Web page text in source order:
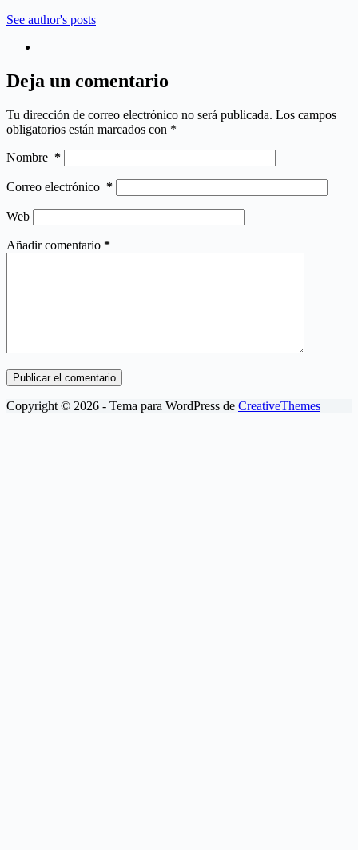
See author's posts
Deja un comentario
Tu dirección de correo electrónico no será publicada. Los campos
obligatorios están marcados con *
Nombre *
Correo electrónico *
Web
Añadir comentario *
Publicar el comentario
Copyright © 2026 - Tema para WordPress de CreativeThemes